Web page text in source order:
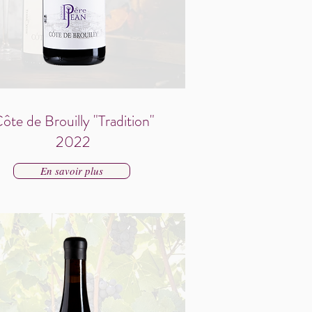
de Brouilly "Tradition"
2022
En savoir plus